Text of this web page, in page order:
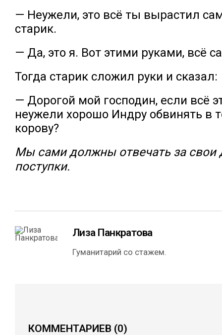
— Неужели, это всё ты вырастил
старик.
— Да, это я. Вот этими руками, всё
Тогда старик сложил руки и сказал:
— Дорогой мой господин, если всё
неужели хорошо Индру обвинять в
корову?
Мы сами должны отвечать за свои
поступки.
Лиза Панкратова
Гуманитарий со стажем.
КОММЕНТАРИЕВ (0)